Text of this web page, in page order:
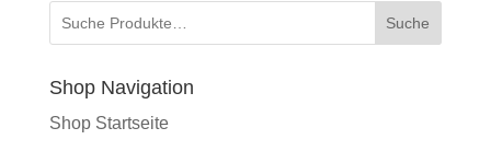
Suche
Shop Navigation
Shop Startseite